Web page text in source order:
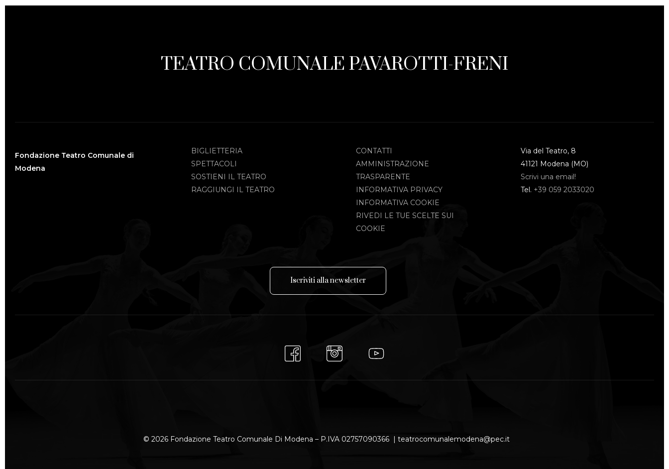
TEATRO COMUNALE PAVAROTTI-FRENI
Fondazione Teatro Comunale di
Modena
BIGLIETTERIA
SPETTACOLI
SOSTIENI IL TEATRO
RAGGIUNGI IL TEATRO
CONTATTI
AMMINISTRAZIONE
TRASPARENTE
INFORMATIVA PRIVACY
INFORMATIVA COOKIE
RIVEDI LE TUE SCELTE SUI
COOKIE
Via del Teatro, 8
41121 Modena (MO)
Scrivi una email!
Tel. +39 059 2033020
Iscriviti allanewsletter
© 2026 Fondazione Teatro Comunale Di Modena – P.IVA 02757090366 | teatrocomunalemodena@pec.it